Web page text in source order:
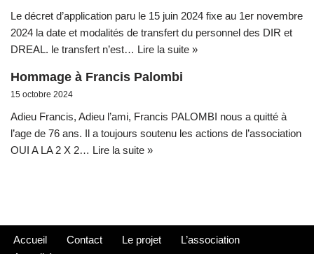
Le décret d’application paru le 15 juin 2024 fixe au 1er novembre
2024 la date et modalités de transfert du personnel des DIR et
DREAL. le transfert n’est… Lire la suite »
Hommage à Francis Palombi
15 octobre 2024
Adieu Francis, Adieu l’ami, Francis PALOMBI nous a quitté à
l’age de 76 ans. Il a toujours soutenu les actions de l’association
OUI A LA 2 X 2… Lire la suite »
Accueil Contact Le projet
L’association